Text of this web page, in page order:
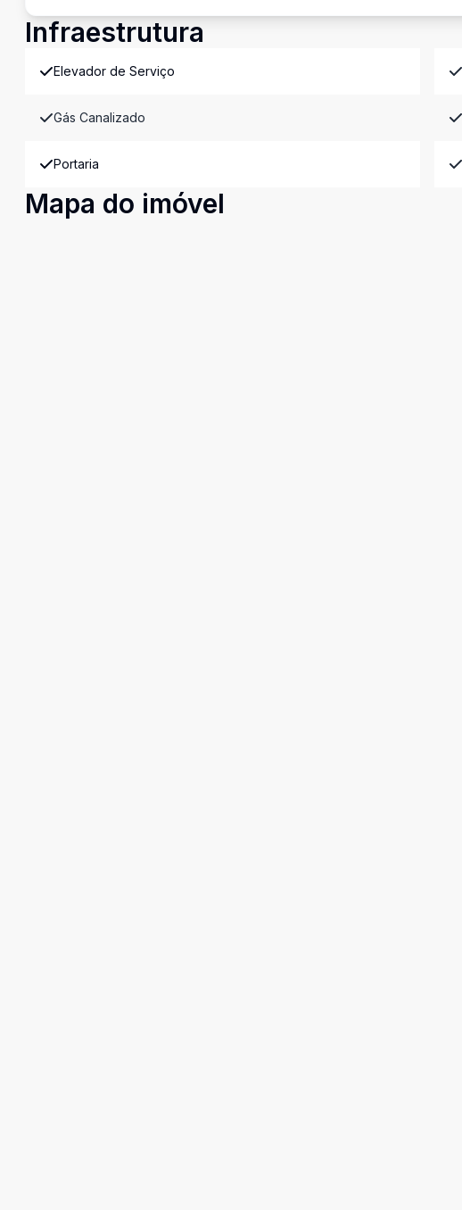
Infraestrutura
Elevador de Serviço
Gás Canalizado
Portaria
Mapa do imóvel